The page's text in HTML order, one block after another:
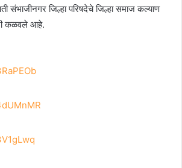
संभाजीनगर जिल्हा परिषदेचे जिल्हा समाज कल्याण
कळवले आहे.